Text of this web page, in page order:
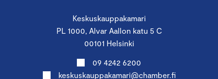
Keskuskauppakamari
PL 1000, Alvar Aallon katu 5 C
00101 Helsinki
09 4242 6200
keskuskauppakamari@chamber.fi